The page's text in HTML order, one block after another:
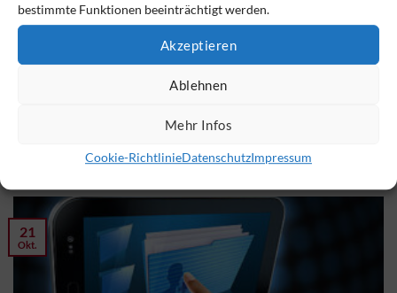
bestimmte Funktionen beeinträchtigt werden.
Akzeptieren
Ablehnen
Mehr Infos
Cookie-RichtlinieDatenschutzImpressum
Angebote. Gleichzeitig will niemand auf Präsenzveranstaltungen
21
Okt.